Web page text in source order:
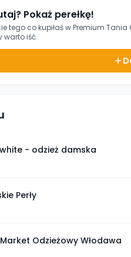
Pokaż perełkę!
tego co kupiłaś wPremium Tania
warto iść.
- odzież damska
Perły
Odzieżowy Włodawa